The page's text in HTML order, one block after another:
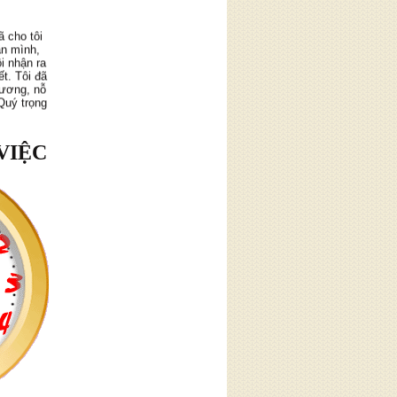
nhận ra
Tôi đã
nỗ
trọng
chiều
Tôi
mình:
giận
biệt
khác.